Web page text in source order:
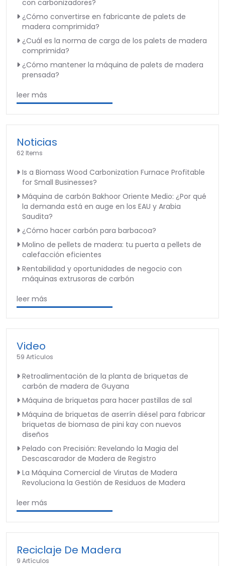
con carbonizadores?
¿Cómo convertirse en fabricante de palets de
madera comprimida?
¿Cuál es la norma de carga de los palets de madera
comprimida?
¿Cómo mantener la máquina de palets de madera
prensada?
leer más
Noticias
62 Items
Is a Biomass Wood Carbonization Furnace Profitable
for Small Businesses?
Máquina de carbón Bakhoor Oriente Medio: ¿Por qué
la demanda está en auge en los EAU y Arabia
Saudita?
¿Cómo hacer carbón para barbacoa?
Molino de pellets de madera: tu puerta a pellets de
calefacción eficientes
Rentabilidad y oportunidades de negocio con
máquinas extrusoras de carbón
leer más
Video
59 Artículos
Retroalimentación de la planta de briquetas de
carbón de madera de Guyana
Máquina de briquetas para hacer pastillas de sal
Máquina de briquetas de aserrín diésel para fabricar
briquetas de biomasa de pini kay con nuevos
diseños
Pelado con Precisión: Revelando la Magia del
Descascarador de Madera de Registro
La Máquina Comercial de Virutas de Madera
Revoluciona la Gestión de Residuos de Madera
leer más
Reciclaje De Madera
9 Artículos